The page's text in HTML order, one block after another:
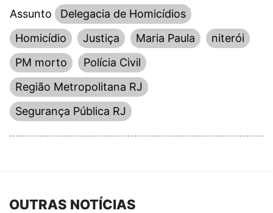
Assunto
Delegacia de Homicídios
Homicídio
Justiça Maria Paula
niterói
PM morto
Polícia Civil
Região Metropolitana RJ
Segurança Pública RJ
OUTRAS NOTÍCIAS